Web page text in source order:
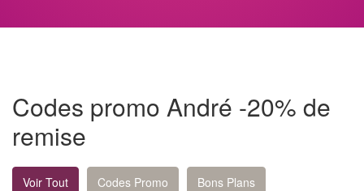
Codes promo André -20% de
remise
Voir Tout Codes Promo Bons Plans